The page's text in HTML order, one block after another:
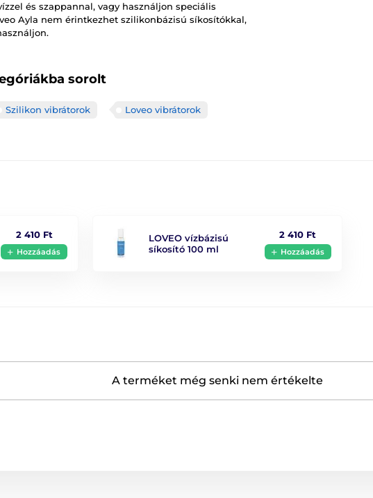
és szappannal, vagy használjon speciális
Ayla nem érintkezhet szilikonbázisú síkosítókkal,
sorolt
Szilikon vibrátorok Loveo vibrátorok
2 410 Ft
Hozzáadás
LOVEO vízbázisú
síkosító 100 ml
2 410 Ft
Hozzáadás
A terméket még senki nem értékelte